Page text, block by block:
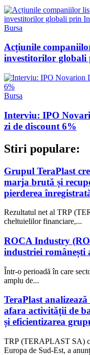
Bursa
Acțiunile
investitorilor globali
Bursa
Interviu: IPO
zi de discount 6%
Stiri populare:
Grupul TeraPlast
marja brută și
pierderea
Rezultatul net al TRP
cheltuielilor financiare,...
ROCA Industry
industriei românești
Într-o perioadă în care
amplu de...
TeraPlast
afara activității de
și eficientizarea
TRP (TERAPLAST SA)
Europa de Sud-Est, a